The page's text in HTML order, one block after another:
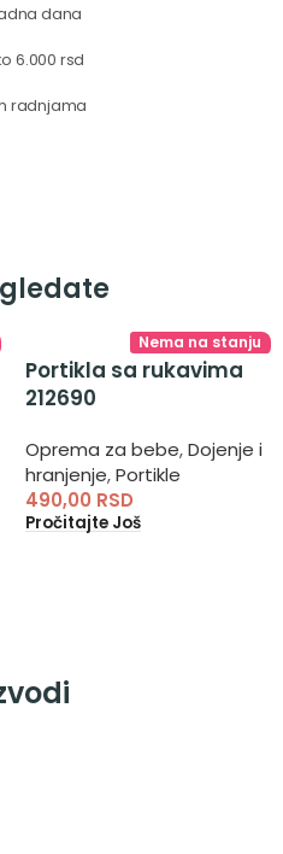
dana
6.000 rsd
radnjama
Nema na stanju
Portikla sa rukavima
212690
Oprema za bebe,Dojenje i
hranjenje,Portikle
490,00 RSD
Pročitajte Još